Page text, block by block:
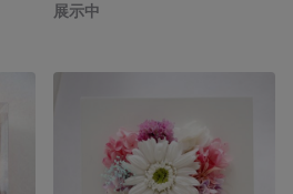
展示中